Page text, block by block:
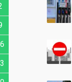
1 2
8 9
15 16
22 23